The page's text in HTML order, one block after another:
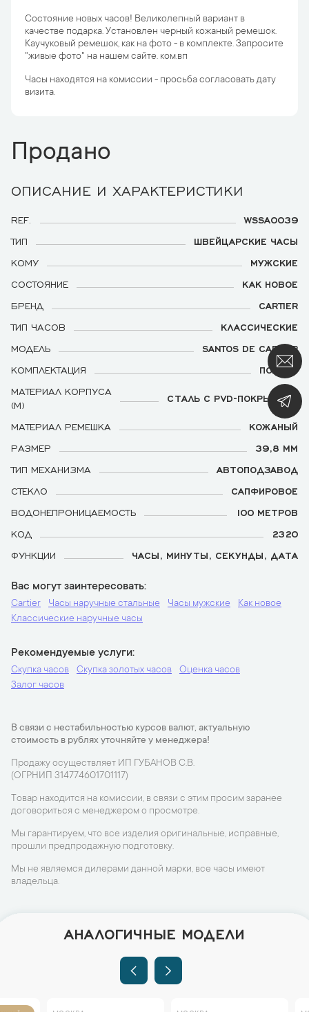
Состояние новых часов! Великолепный вариант в
качестве подарка. Установлен черный кожаный ремешок.
Каучуковый ремешок, как на фото - в комплекте. Запросите
"живые фото" на нашем сайте. ком.вп
Часы находятся на комиссии - просьба согласовать дату
визита.
Продано
ОПИСАНИЕ И ХАРАКТЕРИСТИКИ
REF.
WSSA0039
ТИП
ШВЕЙЦАРСКИЕ ЧАСЫ
КОМУ
МУЖСКИЕ
СОСТОЯНИЕ
КАК НОВОЕ
БРЕНД
CARTIER
ТИП ЧАСОВ
КЛАССИЧЕСКИЕ
МОДЕЛЬ
SANTOS DE CARTIER
КОМПЛЕКТАЦИЯ
ПОЛНАЯ
МАТЕРИАЛ КОРПУСА
(М)
СТАЛЬ С PVD-ПОКРЫТИЕМ
МАТЕРИАЛ РЕМЕШКА
КОЖАНЫЙ
РАЗМЕР
39,8 ММ
ТИП МЕХАНИЗМА
АВТОПОДЗАВОД
СТЕКЛО
САПФИРОВОЕ
ВОДОНЕПРОНИЦАЕМОСТЬ
100 МЕТРОВ
КОД
2320
ФУНКЦИИ
ЧАСЫ, МИНУТЫ, СЕКУНДЫ, ДАТА
Вас могут заинтересовать
Cartier Часы наручные стальные Часы мужские
Как новое
Классические наручные часы
Рекомендуемые услуги
Скупка часов Скупка золотых часов
Оценка часов
Залог часов
В связи с нестабильностью курсов валют, актуальную
стоимость в рублях уточняйте у менеджера!
Продажу осуществляет ИП ГУБАНОВ С.В.
(ОГРНИП 314774601701117)
Товар находится на комиссии, в связи с этим просим заранее
договориться с менеджером о просмотре.
Мы гарантируем, что все изделия оригинальные, исправные,
прошли предпродажную подготовку.
Мы не являемся дилерами данной марки, все часы имеют
владельца.
АНАЛОГИЧНЫЕ МОДЕЛИ